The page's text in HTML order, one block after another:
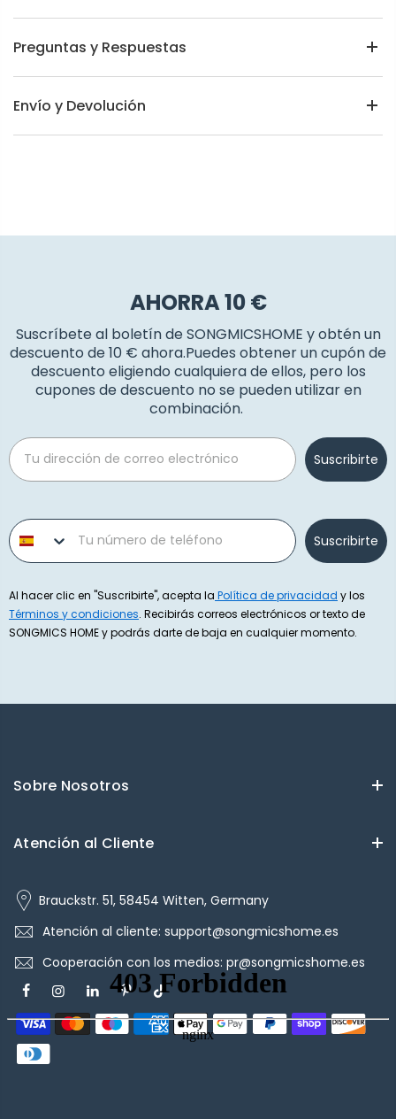
Preguntas y Respuestas
Envío y Devolución
AHORRA 10 €
Suscríbete al boletín de SONGMICSHOME y obtén un
descuento de 10 € ahora.Puedes obtener un cupón de
descuento eligiendo cualquiera de ellos, pero los
cupones de descuento no se pueden utilizar en
combinación.
Email
Suscribirte
Phone number
Suscribirte
Al hacer clic en "Suscribirte", acepta la Política de privacidad y los
Términos y condiciones. Recibirás correos electrónicos or texto de
SONGMICS HOME y podrás darte de baja en cualquier momento.
Sobre Nosotros
Atención al Cliente
Brauckstr. 51, 58454 Witten, Germany
Atención al cliente: support@songmicshome.es
Cooperación con los medios: pr@songmicshome.es